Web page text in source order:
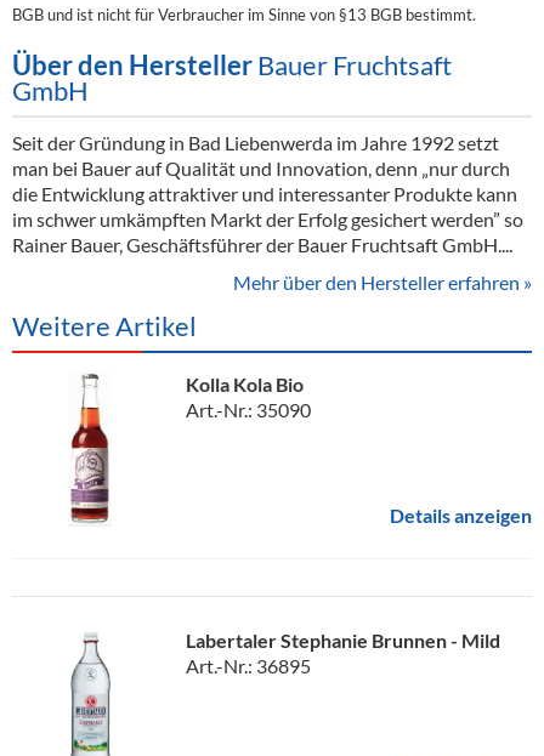
BGB und ist nicht für Verbraucher im Sinne von §13 BGB bestimmt.
Über den Hersteller Bauer Fruchtsaft
GmbH
Seit der Gründung in Bad Liebenwerda im Jahre 1992 setzt
man bei Bauer auf Qualität und Innovation, denn „nur durch
die Entwicklung attraktiver und interessanter Produkte kann
im schwer umkämpften Markt der Erfolg gesichert werden” so
Rainer Bauer, Geschäftsführer der Bauer Fruchtsaft GmbH....
Mehr über den Hersteller erfahren »
Weitere Artikel
Kolla Kola Bio
Art.-Nr.: 35090
Details anzeigen
Labertaler Stephanie Brunnen - Mild
Art.-Nr.: 36895